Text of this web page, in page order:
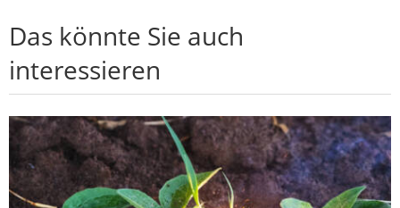
Das könnte Sie auch
interessieren